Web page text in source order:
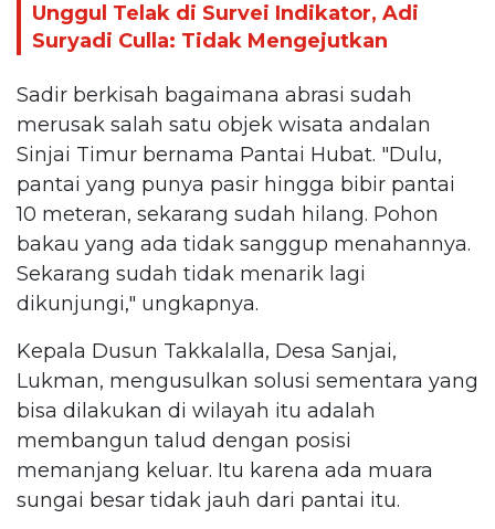
Unggul Telak di Survei Indikator, Adi
Suryadi Culla: Tidak Mengejutkan
Sadir berkisah bagaimana abrasi sudah
merusak salah satu objek wisata andalan
Sinjai Timur bernama Pantai Hubat. "Dulu,
pantai yang punya pasir hingga bibir pantai
10 meteran, sekarang sudah hilang. Pohon
bakau yang ada tidak sanggup menahannya.
Sekarang sudah tidak menarik lagi
dikunjungi," ungkapnya.
Kepala Dusun Takkalalla, Desa Sanjai,
Lukman, mengusulkan solusi sementara yang
bisa dilakukan di wilayah itu adalah
membangun talud dengan posisi
memanjang keluar. Itu karena ada muara
sungai besar tidak jauh dari pantai itu.